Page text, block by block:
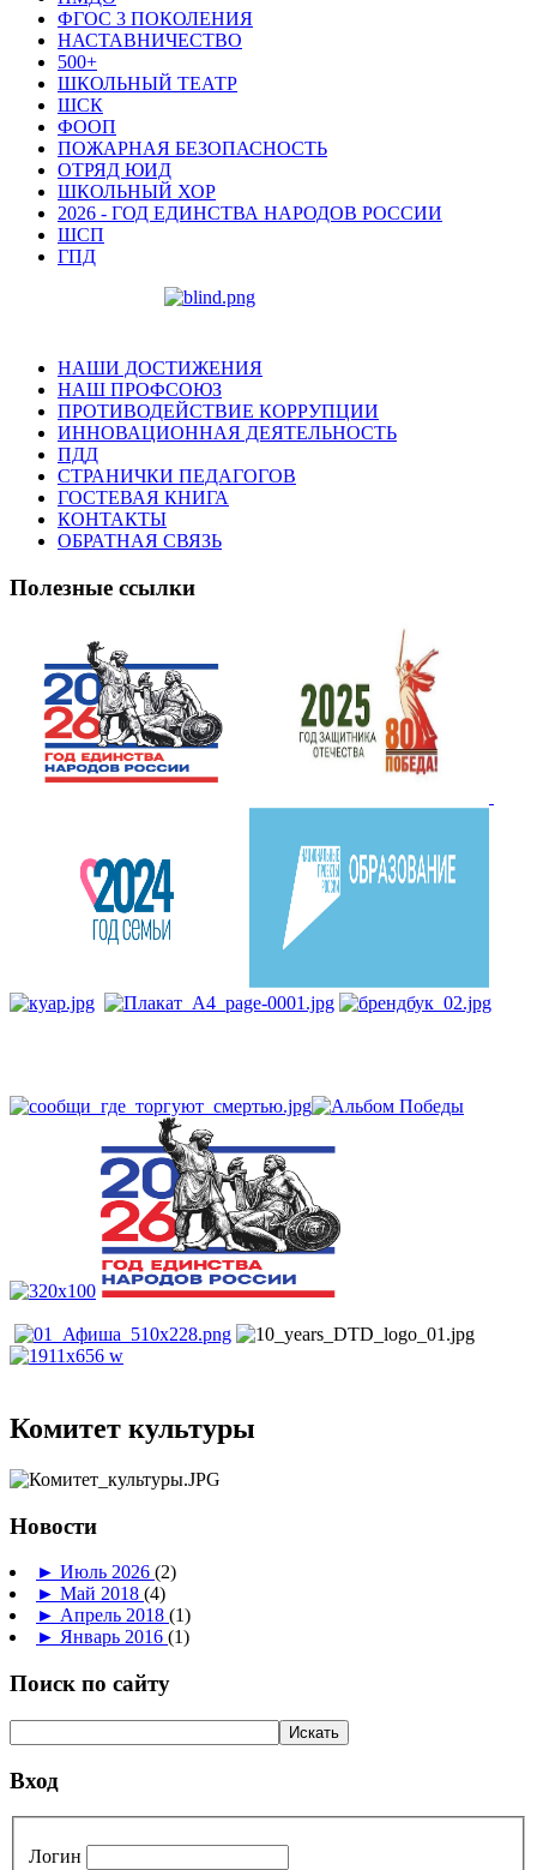
ФГОС 3 ПОКОЛЕНИЯ
НАСТАВНИЧЕСТВО
500+
ШКОЛЬНЫЙ ТЕАТР
ШСК
ФООП
ПОЖАРНАЯ БЕЗОПАСНОСТЬ
ОТРЯД ЮИД
ШКОЛЬНЫЙ ХОР
2026 - ГОД ЕДИНСТВА НАРОДОВ РОССИИ
ШСП
ГПД
НАШИ ДОСТИЖЕНИЯ
НАШ ПРОФСОЮЗ
ПРОТИВОДЕЙСТВИЕ КОРРУПЦИИ
ИННОВАЦИОННАЯ ДЕЯТЕЛЬНОСТЬ
ПДД
СТРАНИЧКИ ПЕДАГОГОВ
ГОСТЕВАЯ КНИГА
КОНТАКТЫ
ОБРАТНАЯ СВЯЗЬ
Полезные ссылки
Комитет культуры
Новости
► Июль 2026 (2)
► Май 2018 (4)
► Апрель 2018 (1)
► Январь 2016 (1)
Поиск по сайту
Вход
Логин